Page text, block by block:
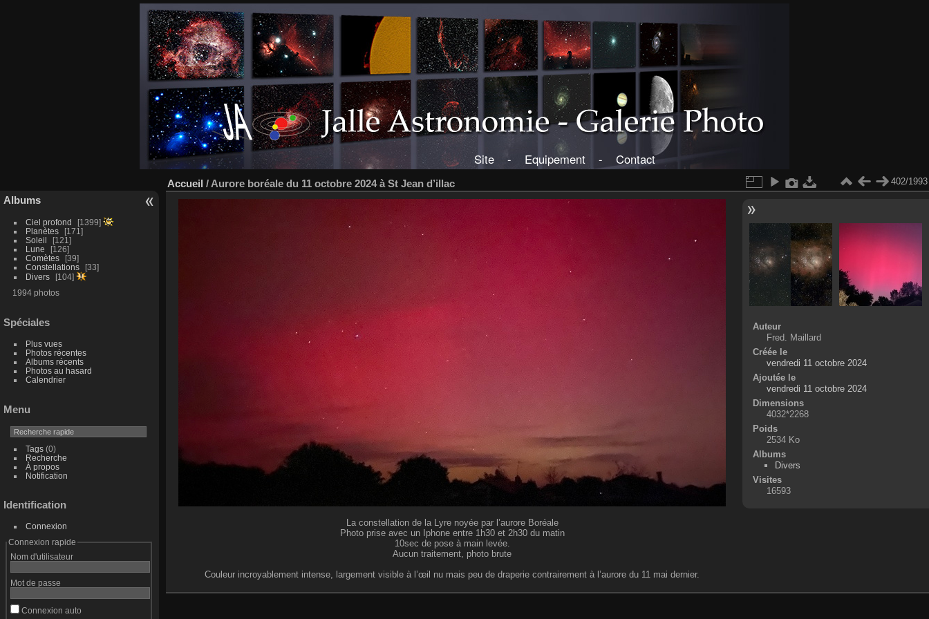
Site - Equipement - Contact
Albums
Ciel profond
1399
Planètes
171
Soleil
121
Lune
126
Comètes
39
Constellations
33
Divers
104
1994 photos
Spéciales
Plus vues
Photos récentes
Albums récents
Photos au hasard
Calendrier
Menu
Tags(0)
Recherche
À propos
Notification
Identification
Connexion
Connexion rapide
Nom d'utilisateur
Mot de passe
Connexion auto
Accueil / Aurore boréale du 11 octobre 2024 à St Jean d’illac 402/1993
La constellation de la Lyre noyée par l’aurore Boréale
Photo prise avec un Iphone entre 1h30 et 2h30 du matin
10sec de pose à main levée.
Aucun traitement, photo brute
Couleur incroyablement intense, largement visible à l’œil nu mais peu de draperie contrairement à l’aurore du 11 mai dernier.
Auteur
Fred. Maillard
Créée le
vendredi 11 octobre 2024
Ajoutée le
vendredi 11 octobre 2024
Dimensions
4032*2268
Poids
2534 Ko
Albums
Divers
Visites
16593